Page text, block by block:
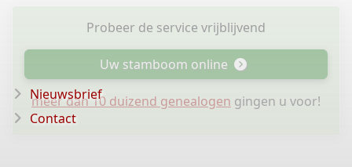
Probeer de service vrijblijvend
Uw stamboom online
meer dan 10 duizend genealogen gingen u voor!
Nieuwsbrief
Contact